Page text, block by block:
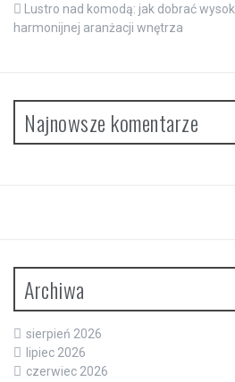
Lustro nad komodą: jak dobrać
harmonijnej aranżacji wnętrza
Najnowsze komentarze
Archiwa
sierpień 2026
lipiec 2026
czerwiec 2026